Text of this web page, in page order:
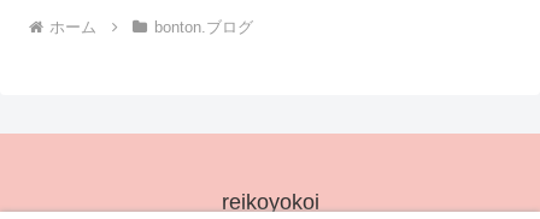
ホーム bonton.ブログ
reikoyokoi